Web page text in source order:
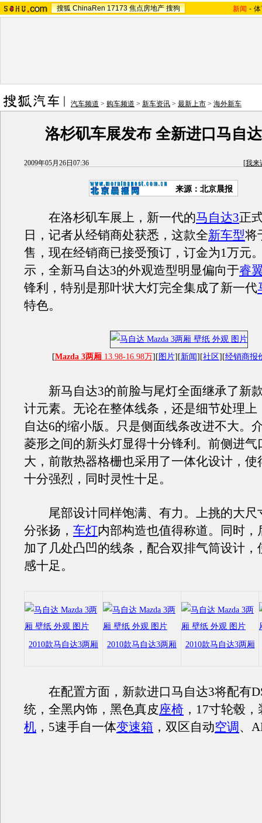
搜狐 ChinaRen 17173 焦点房地产 搜狗 新闻 -
汽车频道 > 购车频道 > 新车资讯 > 最新上市 > 海外新车
洛杉矶车展发布 全新进口马自
2009年05月26日07:36 [我来
来源： 北京晨报
在洛杉矶车展上，新一代的马自达3正
日，记者从经销商处获悉，这款全新车型将
售，现在经销商已接受预订，订金为1万元
示，全新马自达3的外观造型明显偏向于睿
锋利，特别是那叶状大灯完全集成了新一代
特色。
[Mazda 3两厢 13.98-16.98万][ 图片][新闻][社区][经销商报
新马自达3的前脸与尾灯全面继承了新
计元素。无论在整体线条，还是细节处理上
自达6的缩小版。只是侧面线条改进不大。
菱形之间的新头灯显得十分锋利。前侧进气
大，前散热器格栅也采用了一体化设计，使
十分强烈，同时灵性十足。
尾部设计同样饱满、有力。上挑的大尺
分张扬， 车灯内部构造也值得称道。同时，
加了几处凸凹的线条，配合双排气筒设计，
感十足。
2010款马自达3两厢 2010款马自达3两厢 2010款马自达3两厢
在配置方面，新款进口马自达3将配有
统，全黑内饰，黑色真皮座椅 ，17寸轮毂
机 ，5速手自一体变速箱 ，双区自动空调 、